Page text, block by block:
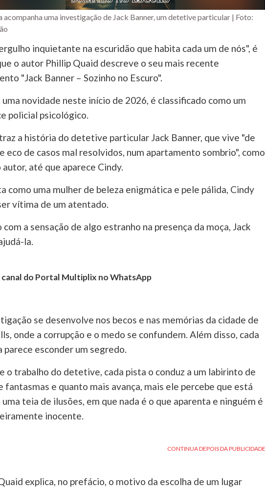
acompanha uma investigação de Jack Banner, um detetive particular | Foto:
inquietante na escuridão que habita cada um de nós", é
o autor Phillip Quaid descreve o seu mais recente
"Jack Banner – Sozinho no Escuro".
novidade neste início de 2026, é classificado como um
policial psicológico.
a história do detetive particular Jack Banner, que vive "de
eco de casos mal resolvidos, num apartamento sombrio", como
autor, até que aparece Cindy.
como uma mulher de beleza enigmática e pele pálida, Cindy
vítima de um atentado.
com a sensação de algo estranho na presença da moça, Jack
la.
canal do Portal Multiplix no WhatsApp
se desenvolve nos becos e nas memórias da cidade de
onde a corrupção e o medo se confundem. Além disso, cada
parece esconder um segredo.
o trabalho do detetive, cada pista o conduz a um labirinto de
fantasmas e quanto mais avança, mais ele percebe que está
uma teia de ilusões, em que nada é o que aparenta e ninguém é
inocente.
explica, no prefácio, o motivo da escolha de um lugar